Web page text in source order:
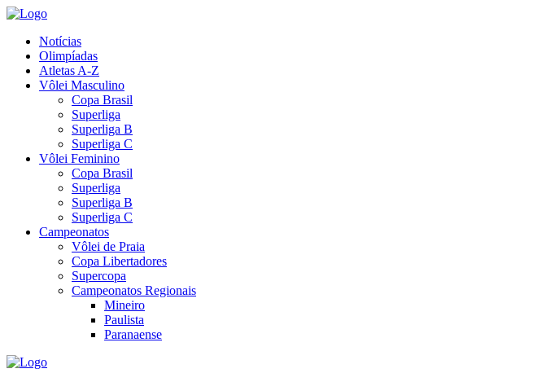
Notícias
Olimpíadas
Atletas A-Z
Vôlei Masculino
Copa Brasil
Superliga
Superliga B
Superliga C
Vôlei Feminino
Copa Brasil
Superliga
Superliga B
Superliga C
Campeonatos
Vôlei de Praia
Copa Libertadores
Supercopa
Campeonatos Regionais
Mineiro
Paulista
Paranaense